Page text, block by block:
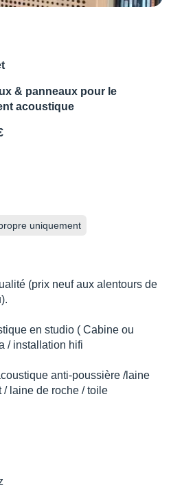
& panneaux pour le
acoustique
uniquement
(prix neuf aux alentours de
en studio ( Cabine ou
/ installation hifi
anti-poussière /laine
/ laine de roche / toile